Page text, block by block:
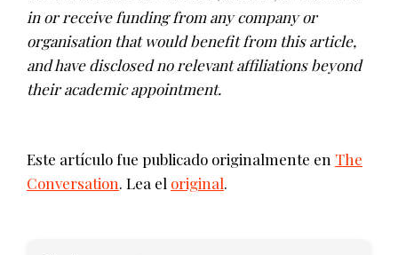
in or receive funding from any company or
organisation that would benefit from this article,
and have disclosed no relevant affiliations beyond
their academic appointment.
Este artículo fue publicado originalmente en The
Conversation. Lea el original.